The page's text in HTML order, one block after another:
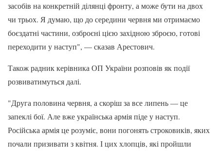
засобів на конкретній ділянці фронту, а може бути на двох
чи трьох. Я думаю, що до середини червня ми отримаємо
боєздатні частини, озброєні цією західною зброєю, готові
переходити у наступ", — сказав Арестович.
Також радник керівника ОП України розповів як події
розвиватимуться далі.
"Друга половина червня, а скоріш за все липень — це
запеклі бої. Але вже українська армія піде у наступ.
Російська армія це розуміє, вони погонять строковиків, яких
почали призивати з квітня. І цих хлопців, які пройшли